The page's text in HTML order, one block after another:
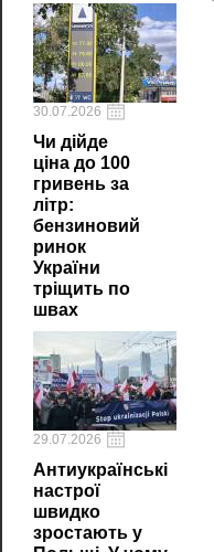
30.07.2026
Чи дійде
ціна до 100
гривень за
літр:
бензиновий
ринок
України
тріщить по
швах
29.07.2026
Антиукраїнські
настрої
швидко
зростають у